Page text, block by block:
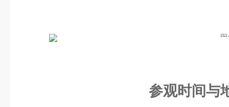
参观时间与